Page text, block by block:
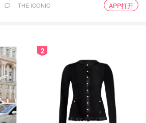
风信子 Hyacinth
色，复花性好，抗病性好~就是叶子
THE ICONIC APP打开
2